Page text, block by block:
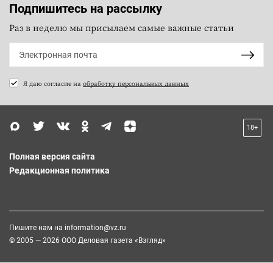
Подпишитесь на рассылку
Раз в неделю мы присылаем самые важные статьи
Я даю согласие на обработку персональных данных
18+
Полная версия сайта
Редакционная политика
Пишите нам на information@vz.ru
© 2005 — 2026 ООО Деловая газета «Взгляд»